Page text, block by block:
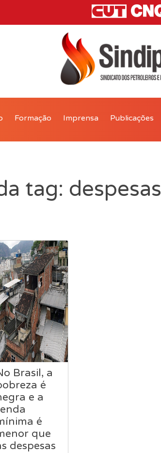
Formação Imprensa Publicações
tag: despesas
Brasil, a
é
e a
é
que
despesas